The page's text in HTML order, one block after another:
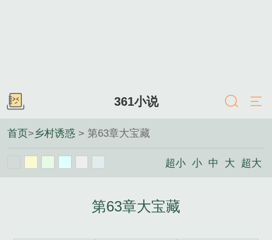
361小说
首页>乡村诱惑 > 第63章大宝藏
超小 小 中 大 超大
第63章大宝藏